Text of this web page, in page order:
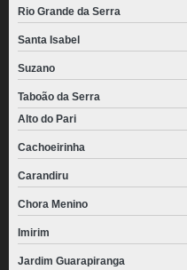
Rio Grande da Serra
Santa Isabel
Suzano
Taboão da Serra
Alto do Pari
Cachoeirinha
Carandiru
Chora Menino
Imirim
Jardim Guarapiranga